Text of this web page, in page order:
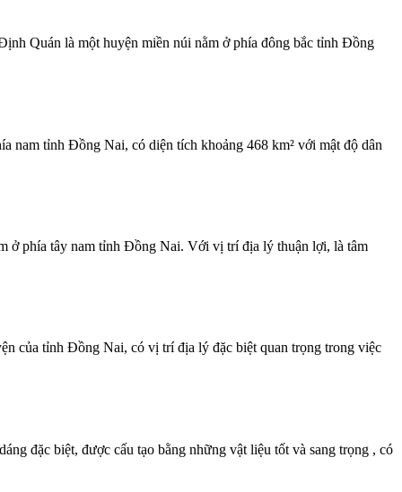
Quán là một huyện miền núi nằm ở phía đông bắc tỉnh Đồng
nam tỉnh Đồng Nai, có diện tích khoảng 468 km² với mật độ dân
ở phía tây nam tỉnh Đồng Nai. Với vị trí địa lý thuận lợi, là tâm
của tỉnh Đồng Nai, có vị trí địa lý đặc biệt quan trọng trong việc
đặc biệt, được cấu tạo bằng những vật liệu tốt và sang trọng , có